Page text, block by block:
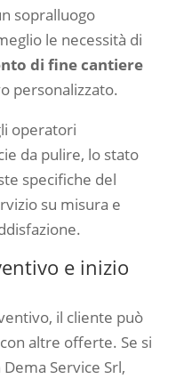
sopralluogo
le necessità di
di fine cantiere
personalizzato.
operatori
da pulire, lo stato
specifiche del
su misura e
e inizio
il cliente può
altre offerte. Se si
Service Srl,